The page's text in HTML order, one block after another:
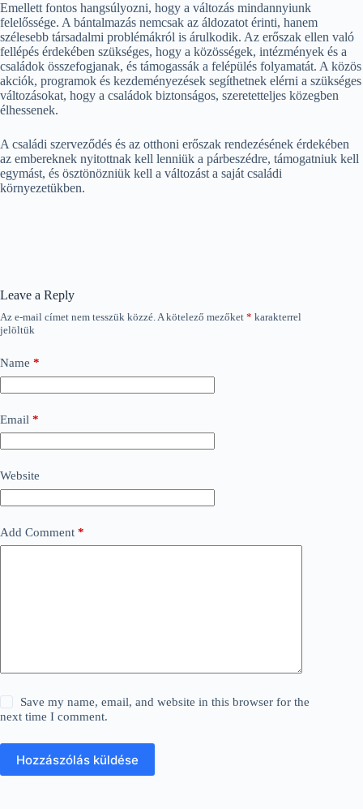
Emellett fontos hangsúlyozni, hogy a változás mindannyiunk
felelőssége. A bántalmazás nemcsak az áldozatot érinti, hanem
szélesebb társadalmi problémákról is árulkodik. Az erőszak ellen való
fellépés érdekében szükséges, hogy a közösségek, intézmények és a
családok összefogjanak, és támogassák a felépülés folyamatát. A közös
akciók, programok és kezdeményezések segíthetnek elérni a szükséges
változásokat, hogy a családok biztonságos, szeretetteljes közegben
élhessenek.
A családi szerveződés és az otthoni erőszak rendezésének érdekében
az embereknek nyitottnak kell lenniük a párbeszédre, támogatniuk kell
egymást, és ösztönözniük kell a változást a saját családi
környezetükben.
Leave a Reply
Az e-mail címet nem tesszük közzé.A kötelező mezőket * karakterrel
jelöltük
Name *
Email *
Website
Add Comment *
Save my name, email, and website in this browser for the
next time I comment.
Hozzászólás küldése